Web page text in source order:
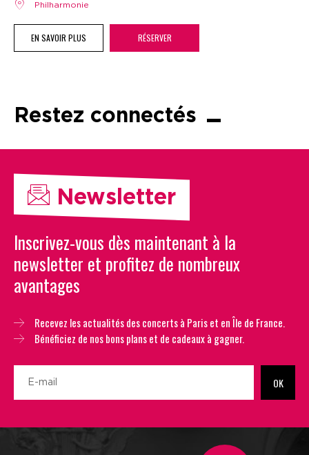
Philharmonie
EN SAVOIR PLUS RÉSERVER
Restez connectés
Newsletter
Inscrivez-vous dès maintenant à la
newsletter et profitez de nombreux
avantages
Recevez les actualités des concerts à Paris et en Île de France.
Bénéficiez de nos bons plans et de cadeaux à gagner.
OK